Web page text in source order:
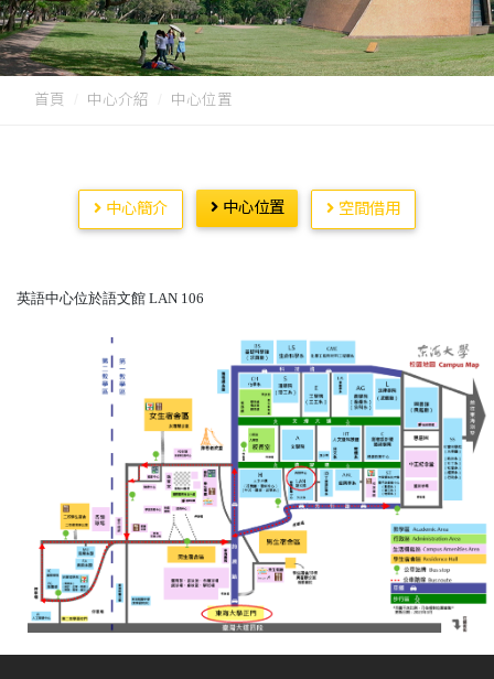
首頁 中心介紹 中心位置
中心簡介 中心位置 空間借用
英語中心位於語文館 LAN 106